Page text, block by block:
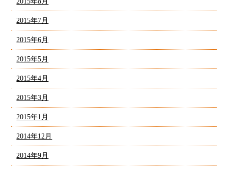
2015年7月
2015年6月
2015年5月
2015年4月
2015年3月
2015年1月
2014年12月
2014年9月